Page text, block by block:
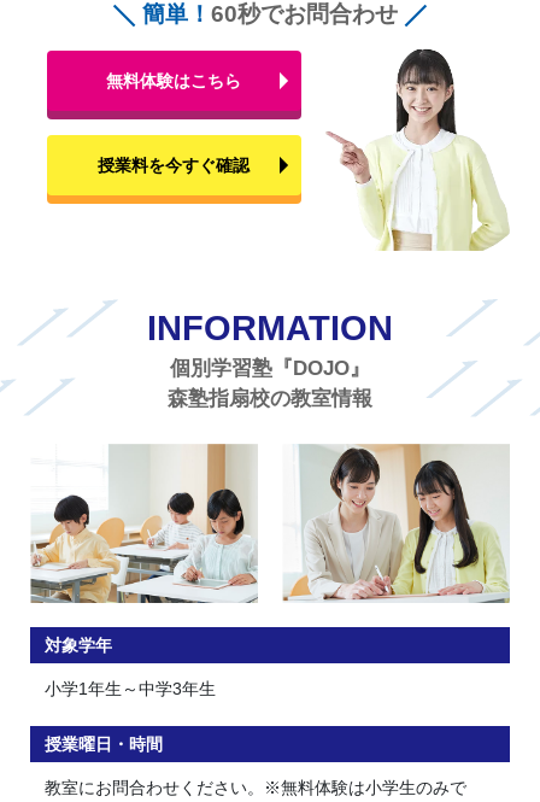
簡単！ 60秒でお問合わせ
無料体験はこちら
授業料を今すぐ確認
INFORMATION
個別学習塾『DOJO』
森塾指扇校の教室情報
対象学年
小学1年生～中学3年生
授業曜日・時間
教室にお問合わせください。※無料体験は小学生のみで